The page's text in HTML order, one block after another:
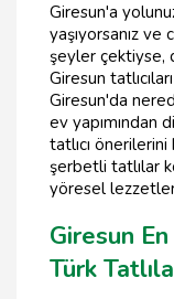
Giresun'a
yaşıyorsanız ve
şeyler çektiyse,
Giresun
Giresun'da
ev yapımından
tatlıcı önerilerini
şerbetli tatlılar
yöresel
Giresun
Türk